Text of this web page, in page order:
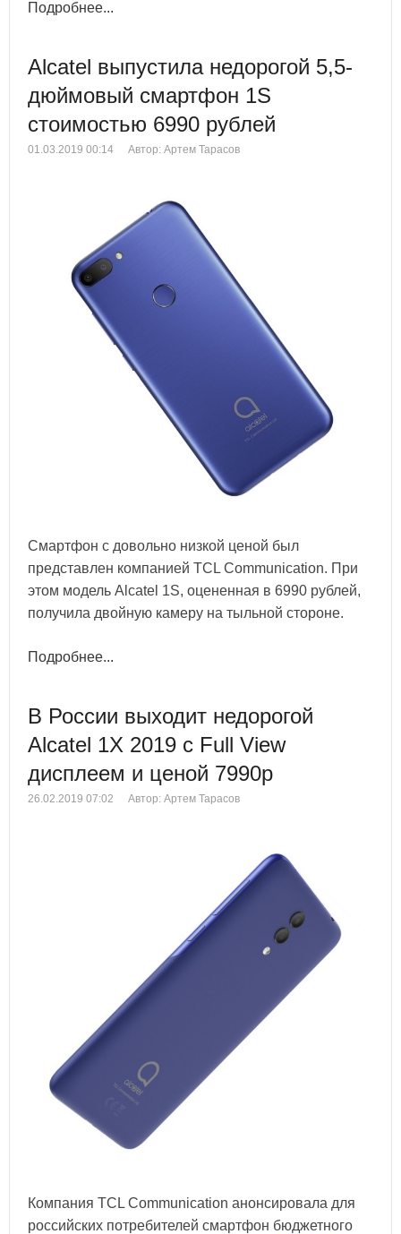
Подробнее...
Alcatel выпустила недорогой 5,5-
дюймовый смартфон 1S
стоимостью 6990 рублей
01.03.2019 00:14 Автор: Артем Тарасов
Смартфон с довольно низкой ценой был
представлен компанией TCL Communication. При
этом модель Alcatel 1S, оцененная в 6990 рублей,
получила двойную камеру на тыльной стороне.
Подробнее...
В России выходит недорогой
Alcatel 1X 2019 c Full View
дисплеем и ценой 7990р
26.02.2019 07:02 Автор: Артем Тарасов
Компания TCL Communication анонсировала для
российских потребителей смартфон бюджетного